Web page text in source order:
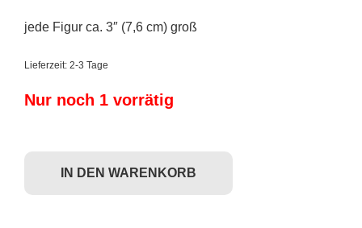
jede Figur ca. 3″ (7,6 cm) groß
Lieferzeit: 2-3 Tage
Nur noch 1 vorrätig
IN DEN WARENKORB